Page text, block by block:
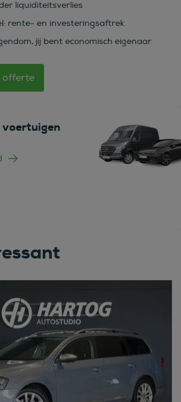
liquiditeitsverlies
rente- en investeringsaftrek
jij bent economisch eigenaar
offerte